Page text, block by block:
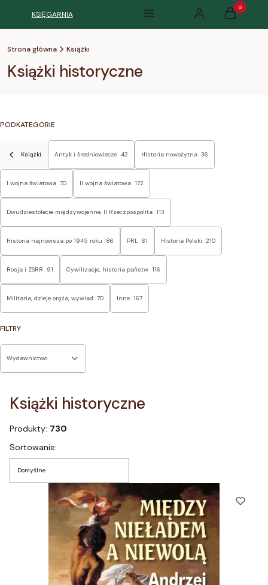
KSIĘGARNIA Menu Zaloguj się Produkty w
Koszyk
Strona główna Książki
Książki historyczne
PODKATEGORIE
Książki Antyk i średniowiecze 42 Historia nowożytna 36
I wojna światowa 70 II wojna światowa 172
Dwudziestolecie międzywojenne, II Rzeczpospolita 113
Historia najnowsza po 1945 roku 86 PRL 61 Historia Polski 210
Rosja i ZSRR 91 Cywilizacje, historia państw 116
Militaria, dzieje oręża, wywiad 70 Inne 167
FILTRY
Wydawnictwo
Książki historyczne
Produkty: 730
Lista produktów
Sortowanie:
Domyślne